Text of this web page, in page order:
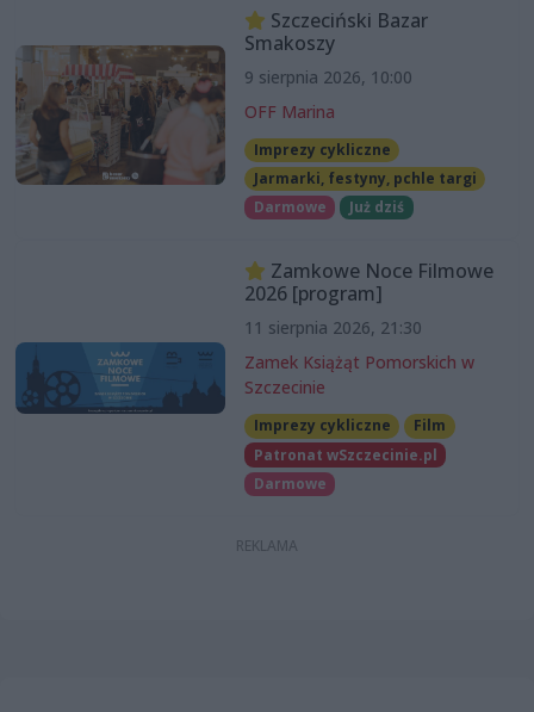
Szczeciński Bazar
Smakoszy
9 sierpnia 2026, 10:00
OFF Marina
Imprezy cykliczne
Jarmarki, festyny, pchle targi
Darmowe
Już dziś
Zamkowe Noce Filmowe
2026 [program]
11 sierpnia 2026, 21:30
Zamek Książąt Pomorskich w
Szczecinie
Imprezy cykliczne
Film
Patronat wSzczecinie.pl
Darmowe